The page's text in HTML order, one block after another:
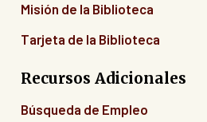
Misión de la Biblioteca
Tarjeta de la Biblioteca
Recursos Adicionales
Búsqueda de Empleo